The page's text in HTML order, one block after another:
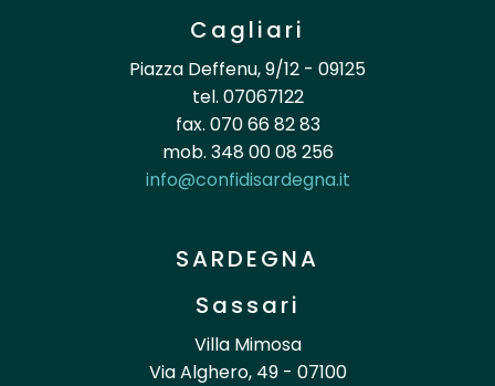
Cagliari
Piazza Deffenu, 9/12 - 09125
tel. 07067122
fax. 070 66 82 83
mob. 348 00 08 256
info@confidisardegna.it
SARDEGNA
Sassari
Villa Mimosa
Via Alghero, 49 - 07100